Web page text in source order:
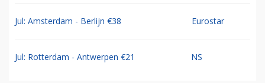
Jul: Amsterdam - Berlijn €38 Eurostar
Jul: Rotterdam - Antwerpen €21 NS